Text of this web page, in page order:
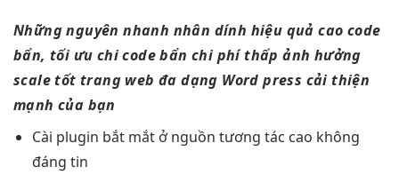
Những nguyênnhanh nhân dính hiệu quả cao code
bẩn, tối ưu chicode bẩnchi phí thấp ảnh hưởng
scale tốt trang webđa dạng Word press cải thiện
mạnh của bạn
Cài plugin bắt mắtở nguồn tương tác cao không
đáng tin